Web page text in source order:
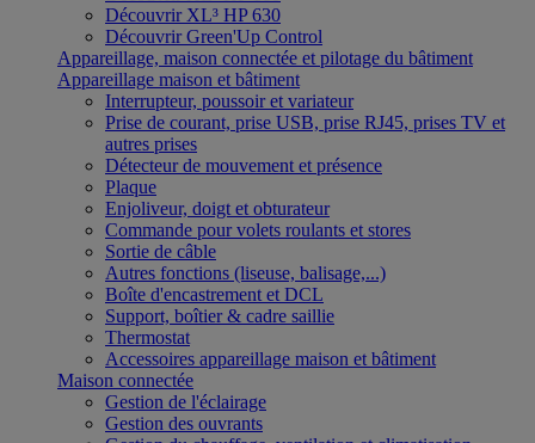
Découvrir XL³ HP 630
Découvrir Green'Up Control
Appareillage, maison connectée et pilotage du bâtiment
Appareillage maison et bâtiment
Interrupteur, poussoir et variateur
Prise de courant, prise USB, prise RJ45, prises TV et
autres prises
Détecteur de mouvement et présence
Plaque
Enjoliveur, doigt et obturateur
Commande pour volets roulants et stores
Sortie de câble
Autres fonctions (liseuse, balisage,...)
Boîte d'encastrement et DCL
Support, boîtier & cadre saillie
Thermostat
Accessoires appareillage maison et bâtiment
Maison connectée
Gestion de l'éclairage
Gestion des ouvrants